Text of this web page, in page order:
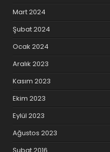
Mart 2024
Şubat 2024
Ocak 2024
Aralık 2023
Kasım 2023
Ekim 2023
Eylül 2023
Ağustos 2023